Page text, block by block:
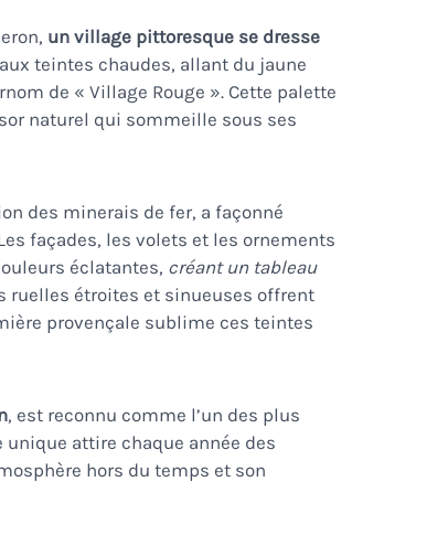
un village pittoresque se dresse
teintes chaudes, allant du jaune
de « Village Rouge ». Cette palette
naturel qui sommeille sous ses
des minerais de fer, a façonné
façades, les volets et les ornements
éclatantes, créant un tableau
ruelles étroites et sinueuses offrent
provençale sublime ces teintes
, est reconnu comme l’un des plus
unique attire chaque année des
hors du temps et son